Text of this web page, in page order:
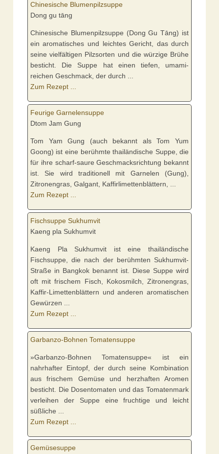
Chinesische Blumenpilzsuppe
Dong gu tāng
Chinesische Blumenpilzsuppe (Dong Gu Tāng) ist
ein aromatisches und leichtes Gericht, das durch
seine vielfältigen Pilzsorten und die würzige Brühe
besticht. Die Suppe hat einen tiefen, umami-
reichen Geschmack, der durch ...
Zum Rezept ...
Feurige Garnelensuppe
Dtom Jam Gung
Tom Yam Gung (auch bekannt als Tom Yum
Goong) ist eine berühmte thailändische Suppe, die
für ihre scharf-saure Geschmacksrichtung bekannt
ist. Sie wird traditionell mit Garnelen (Gung),
Zitronengras, Galgant, Kaffirlimettenblättern, ...
Zum Rezept ...
Fischsuppe Sukhumvit
Kaeng pla Sukhumvit
Kaeng Pla Sukhumvit ist eine thailändische
Fischsuppe, die nach der berühmten Sukhumvit-
Straße in Bangkok benannt ist. Diese Suppe wird
oft mit frischem Fisch, Kokosmilch, Zitronengras,
Kaffir-Limettenblättern und anderen aromatischen
Gewürzen ...
Zum Rezept ...
Garbanzo-Bohnen Tomatensuppe
»Garbanzo-Bohnen Tomatensuppe« ist ein
nahrhafter Eintopf, der durch seine Kombination
aus frischem Gemüse und herzhaften Aromen
besticht. Die Dosentomaten und das Tomatenmark
verleihen der Suppe eine fruchtige und leicht
süßliche ...
Zum Rezept ...
Gemüsesuppe